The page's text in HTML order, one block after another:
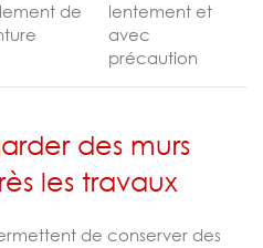
de
lentement et
avec
précaution
des murs
les travaux
de conserver des